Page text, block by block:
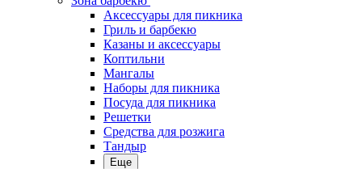
Аксессуары для пикника
Гриль и барбекю
Казаны и аксессуары
Коптильни
Мангалы
Наборы для пикника
Посуда для пикника
Решетки
Средства для розжига
Тандыр
Еще